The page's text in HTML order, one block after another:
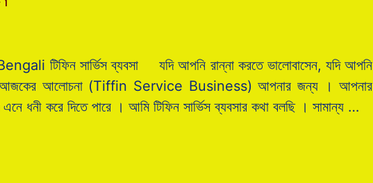
টিফিন সার্ভিস ব্যবসা যদি আপনি রান্না করতে ভালোবাসেন, যদি আপনি
আজকের আলোচনা (Tiffin Service Business) আপনার জন্য । আপনার
এনে ধনী করে দিতে পারে । আমি টিফিন সার্ভিস ব্যবসার কথা বলছি । সামান্য …